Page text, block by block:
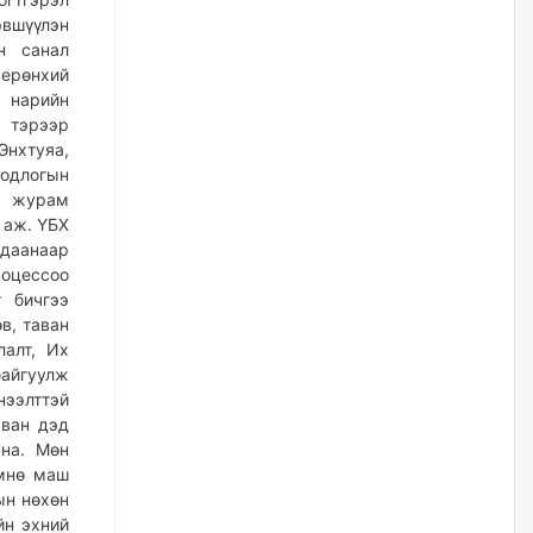
санал
нарийн
журам
аж. ҮБХ
таван
Их
дэд
Мөн
маш
нөхөн
эхний